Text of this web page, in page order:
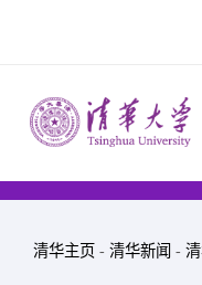
清华主页 - 清华新闻 -